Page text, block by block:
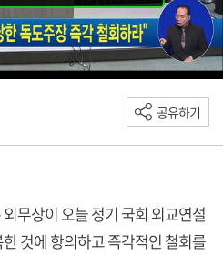
공유하기
무상이 오늘 정기 국회 외교연설
것에 항의하고 즉각적인 철회를